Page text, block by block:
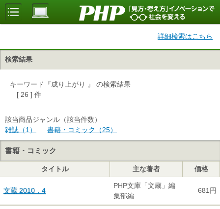
詳細検索はこちら
検索結果
キーワード『成り上がり 』 の検索結果
[ 26 ] 件
該当商品ジャンル（該当件数）
雑誌（1）
書籍・コミック（25）
書籍・コミック
タイトル 主な著者 価格
文蔵 2010．4
PHP文庫「文蔵」編
集部編
681円